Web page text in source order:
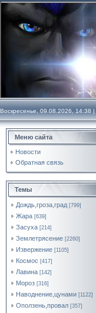
Воскресенье, 09.08.2026, 14:38 |
Меню сайта
Новости
Обратная связь
Темы
Дождь,гроза,град [799]
Жара [639]
Засуха [214]
Землетрясение [2260]
Извержение [1105]
Космос [417]
Лавина [142]
Мороз [316]
Наводнение,цунами [1122]
Оползень,провал [357]